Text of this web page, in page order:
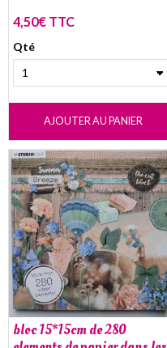
4,50€ TTC
Qté
AJOUTER AU PANIER
bloc 15*15cm de 280